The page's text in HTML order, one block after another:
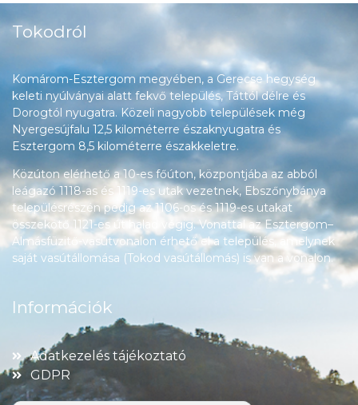
Tokodról
Komárom-Esztergom megyében, a Gerecse hegység
keleti nyúlványai alatt fekvő település, Táttól délre és
Dorogtól nyugatra. Közeli nagyobb települések még
Nyergesújfalu 12,5 kilométerre északnyugatra és
Esztergom 8,5 kilométerre északkeletre.
Közúton elérhető a 10-es főúton, központjába az abból
leágazó 1118-as és 1119-es utak vezetnek, Ebszőnybánya
településrészén pedig az 1106-os és 1119-es utakat
összekötő 1121-es út halad végig. Vonattal az Esztergom–
Almásfüzitő-vasútvonalon érhető el a település, amelynek
saját vasútállomása (Tokod vasútállomás) is van a vonalon.
Információk
Adatkezelés tájékoztató
GDPR